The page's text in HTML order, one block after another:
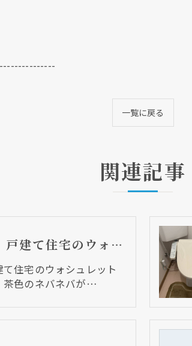
一覧に戻る
関連記事
大阪市東住吉区 戸建て住宅のウォシュレット取替リフォーム工事 茶色のネバネバが、、、
住宅のウォシュレット
色のネバネバが…